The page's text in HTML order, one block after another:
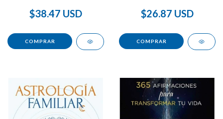
$38.47 USD $26.87 USD